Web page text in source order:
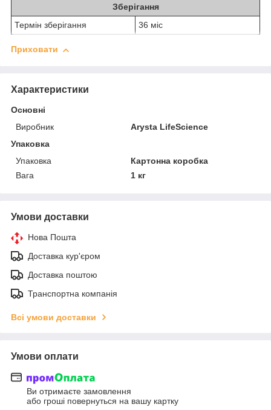
Зберігання
Термін зберігання
36 міс
Приховати
Характеристики
Основні
Виробник
Arysta LifeScience
Упаковка
Упаковка
Картонна коробка
Вага
1 кг
Умови доставки
Нова Пошта
Доставка кур'єром
Доставка поштою
Транспортна компанія
Всі умови доставки
Умови оплати
Ви отримаєте замовлення
або гроші повернуться на вашу картку